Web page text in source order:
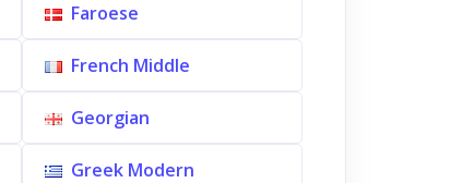
Faroese
French Middle
Georgian
Greek Modern